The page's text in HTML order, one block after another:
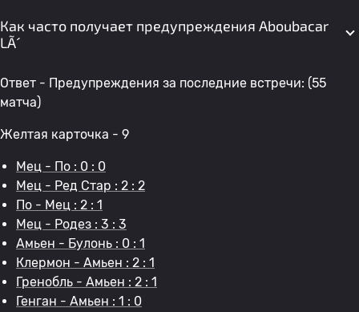
Как часто получает предупреждения Aboubacar
LÃ´
Ответ - Предупреждения за последние встречи: (55
матча)
Желтая карточка - 9
Мец - По : 0 : 0
Мец - Ред Стар : 2 : 2
По - Мец : 2 : 1
Мец - Родез : 3 : 3
Амьен - Булонь : 0 : 1
Клермон - Амьен : 2 : 1
Гренобль - Амьен : 2 : 1
Генган - Амьен : 1 : 0